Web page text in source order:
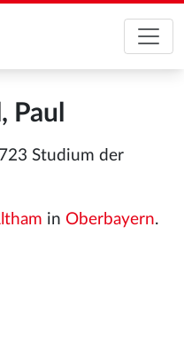
Paul
Studium der
in Oberbayern.